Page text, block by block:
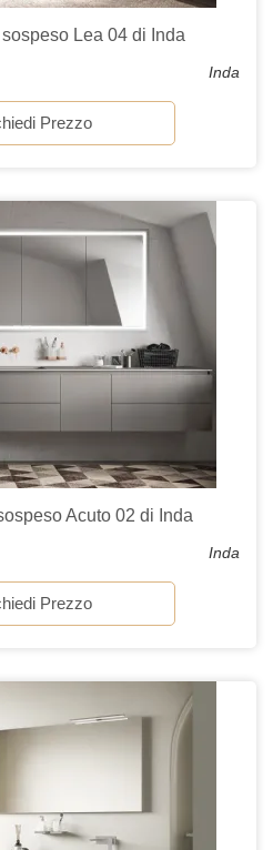
Lea 04 di Inda
Inda
Prezzo
Acuto 02 di Inda
Inda
Prezzo